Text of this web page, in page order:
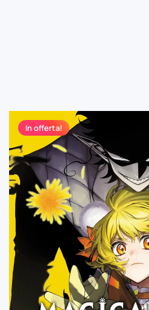
In offerta!